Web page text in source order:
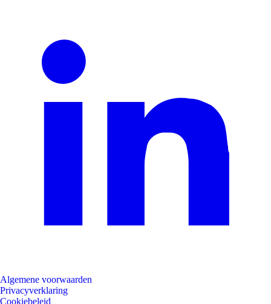
Algemene voorwaarden
Privacyverklaring
Cookiebeleid